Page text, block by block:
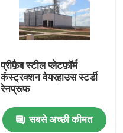
प्रीफ़ैब स्टील प्लेटफ़ॉर्म
कंस्ट्रक्शन वेयरहाउस स्टर्डी
रेनप्रूफ
सबसे अच्छी कीमत